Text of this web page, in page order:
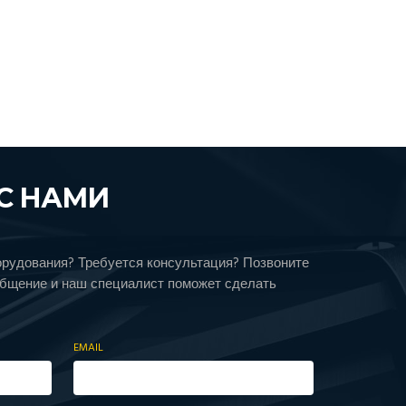
НАМИ
Требуется консультация? Позвоните
и наш специалист поможет сделать
EMAIL